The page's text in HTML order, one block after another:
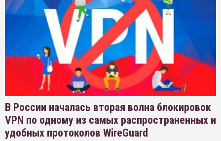
В России началась вторая волна блокировок
VPN по одному из самых распространенных и
удобных протоколов WireGuard